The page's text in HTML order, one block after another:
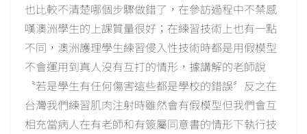
也比較不清楚哪個步驟做錯了，在參訪過程中不禁感
嘆澳洲學生的上課質量很好；在練習技術上也有一點
不同，澳洲護理學生練習侵入性技術時都是用假模型
不會運用到真人沒有互打的情形，據講解的老師說
〝若是學生有任何傷害這些都是學校的錯誤〞反之在
台灣我們練習肌肉注射時雖然會有假模型但我們會互
相充當病人在有老師和有簽屬同意書的情形下執行技